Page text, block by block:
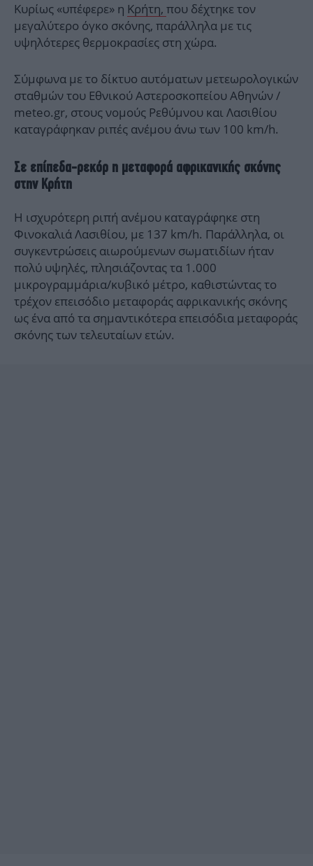
Κυρίως «υπέφερε» η Κρήτη, που δέχτηκε τον
μεγαλύτερο όγκο σκόνης, παράλληλα με τις
υψηλότερες θερμοκρασίες στη χώρα.
Σύμφωνα με το δίκτυο αυτόματων μετεωρολογικών
σταθμών του Εθνικού Αστεροσκοπείου Αθηνών /
meteo.gr, στους νομούς Ρεθύμνου και Λασιθίου
καταγράφηκαν ριπές ανέμου άνω των 100 km/h.
Σε επίπεδα-ρεκόρ η μεταφορά αφρικανικής σκόνης
στην Κρήτη
Η ισχυρότερη ριπή ανέμου καταγράφηκε στη
Φινοκαλιά Λασιθίου, με 137 km/h. Παράλληλα, οι
συγκεντρώσεις αιωρούμενων σωματιδίων ήταν
πολύ υψηλές, πλησιάζοντας τα 1.000
μικρογραμμάρια/κυβικό μέτρο, καθιστώντας το
τρέχον επεισόδιο μεταφοράς αφρικανικής σκόνης
ως ένα από τα σημαντικότερα επεισόδια μεταφοράς
σκόνης των τελευταίων ετών.